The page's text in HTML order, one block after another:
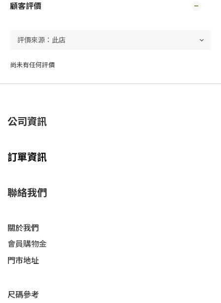
顧客評價
尚未有任何評價
公司資訊
訂單資訊
聯絡我們
關於我們
會員購物金
門市地址
尺碼參考